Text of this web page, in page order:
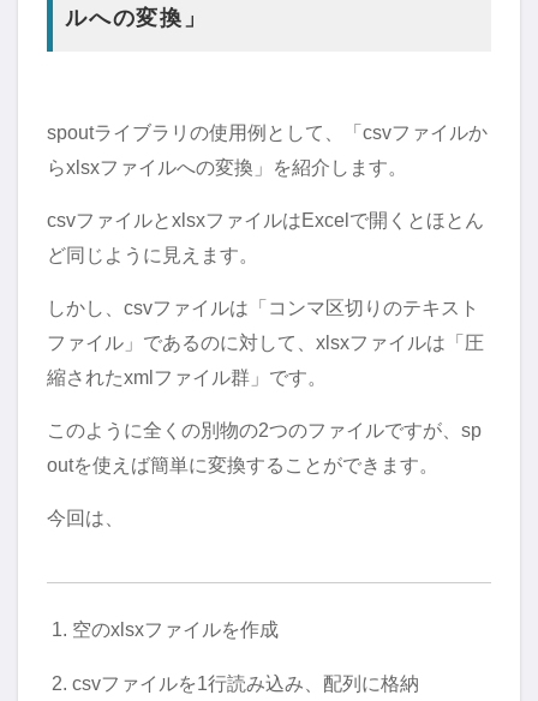
ルへの変換」
spoutライブラリの使用例として、「csvファイルか
らxlsxファイルへの変換」を紹介します。
csvファイルとxlsxファイルはExcelで開くとほとん
ど同じように見えます。
しかし、csvファイルは「コンマ区切りのテキスト
ファイル」であるのに対して、xlsxファイルは「圧
縮されたxmlファイル群」です。
このように全くの別物の2つのファイルですが、sp
outを使えば簡単に変換することができます。
今回は、
空のxlsxファイルを作成
csvファイルを1行読み込み、配列に格納